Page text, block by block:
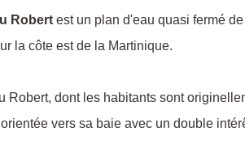
Robert est un plan d'eau quasi fermé
la côte est de la Martinique.
Robert, dont les habitants sont
vers sa baie avec un double